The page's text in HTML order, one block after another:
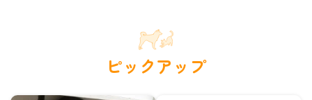
ピックアップ